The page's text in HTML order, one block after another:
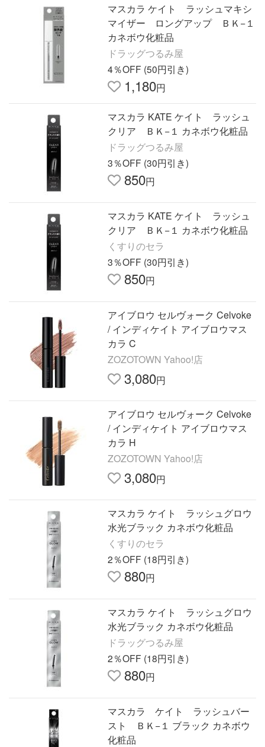
マスカラ ケイト ラッシュマキシ
マイザー ロングアップ ＢＫ−１
カネボウ化粧品
ドラッグつるみ屋
4％OFF (50円引き)
1,180円
マスカラ KATE ケイト ラッシュ
クリア ＢＫ−１ カネボウ化粧品
ドラッグつるみ屋
3％OFF (30円引き)
850円
マスカラ KATE ケイト ラッシュ
クリア ＢＫ−１ カネボウ化粧品
くすりのセラ
3％OFF (30円引き)
850円
アイブロウ セルヴォーク Celvoke
/ インディケイト アイブロウマス
カラ C
ZOZOTOWN Yahoo!店
3,080円
アイブロウ セルヴォーク Celvoke
/ インディケイト アイブロウマス
カラ H
ZOZOTOWN Yahoo!店
3,080円
マスカラ ケイト ラッシュグロウ
水光ブラック カネボウ化粧品
くすりのセラ
2％OFF (18円引き)
880円
マスカラ ケイト ラッシュグロウ
水光ブラック カネボウ化粧品
ドラッグつるみ屋
2％OFF (18円引き)
880円
マスカラ ケイト ラッシュバー
スト ＢＫ−１ ブラック カネボウ
化粧品